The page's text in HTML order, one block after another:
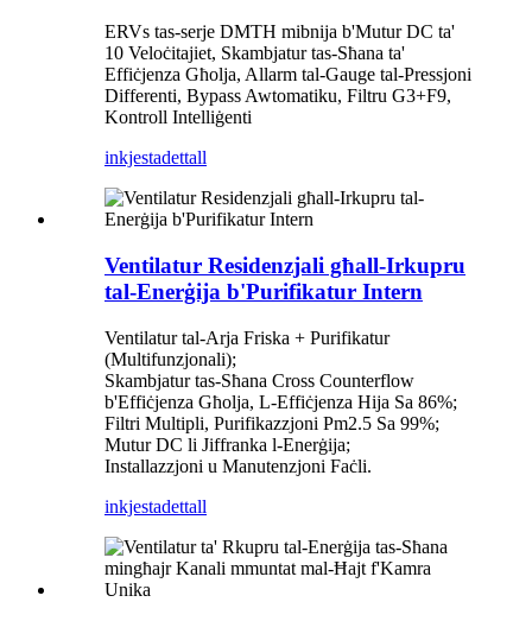
ERVs tas-serje DMTH mibnija b'Mutur DC ta'
10 Veloċitajiet, Skambjatur tas-Sħana ta'
Effiċjenza Għolja, Allarm tal-Gauge tal-Pressjoni
Differenti, Bypass Awtomatiku, Filtru G3+F9,
Kontroll Intelliġenti
inkjestadettall
Ventilatur Residenzjali għall-Irkupru
tal-Enerġija b'Purifikatur Intern
Ventilatur tal-Arja Friska + Purifikatur
(Multifunzjonali);
Skambjatur tas-Sħana Cross Counterflow
b'Effiċjenza Għolja, L-Effiċjenza Hija Sa 86%;
Filtri Multipli, Purifikazzjoni Pm2.5 Sa 99%;
Mutur DC li Jiffranka l-Enerġija;
Installazzjoni u Manutenzjoni Faċli.
inkjestadettall